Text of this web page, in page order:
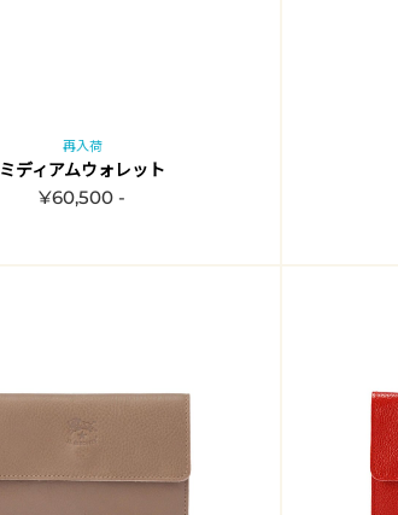
再入荷
ミディアムウォレット
¥60,500 -